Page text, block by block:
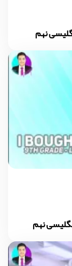
نهم